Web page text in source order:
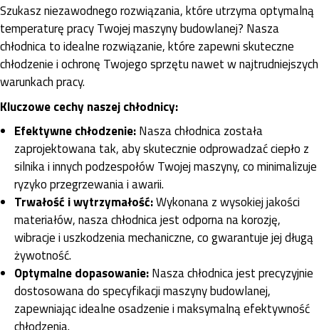
Szukasz niezawodnego rozwiązania, które utrzyma optymalną
temperaturę pracy Twojej maszyny budowlanej? Nasza
chłodnica to idealne rozwiązanie, które zapewni skuteczne
chłodzenie i ochronę Twojego sprzętu nawet w najtrudniejszych
warunkach pracy.
Kluczowe cechy naszej chłodnicy:
Efektywne chłodzenie:Nasza chłodnica została
zaprojektowana tak, aby skutecznie odprowadzać ciepło z
silnika i innych podzespołów Twojej maszyny, co minimalizuje
ryzyko przegrzewania i awarii.
Trwałość i wytrzymałość:Wykonana z wysokiej jakości
materiałów, nasza chłodnica jest odporna na korozję,
wibracje i uszkodzenia mechaniczne, co gwarantuje jej długą
żywotność.
Optymalne dopasowanie:Nasza chłodnica jest precyzyjnie
dostosowana do specyfikacji maszyny budowlanej,
zapewniając idealne osadzenie i maksymalną efektywność